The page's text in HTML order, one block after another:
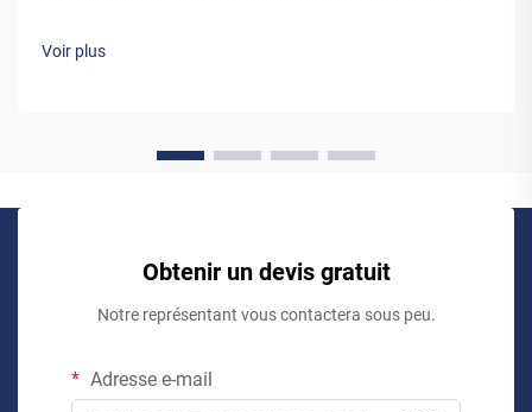
mécanisme par lequel un monte-charge industriel gère les
Voir plus
Obtenir un devis gratuit
Notre représentant vous contactera sous peu.
Adresse e-mail